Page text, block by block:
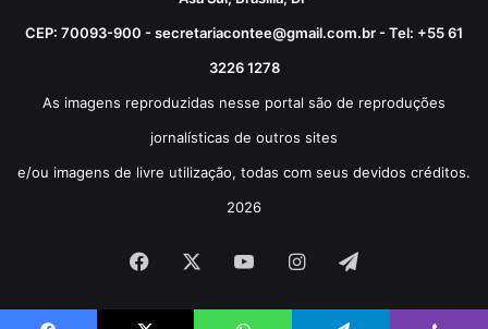
CEP: 70093-900 - secretariacontee@gmail.com.br - Tel: +55 61
3226 1278
As imagens reproduzidas nesse portal são de reproduções
jornalísticas de outros sites
e/ou imagens de livre utilização, todas com seus devidos créditos.
2026
Facebook YouTubeInstagram